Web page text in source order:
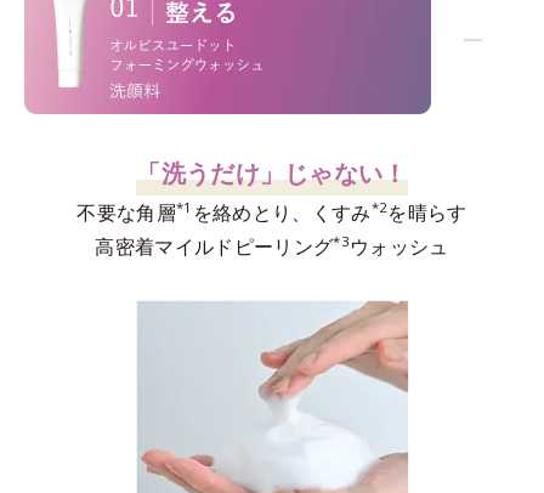
−
「洗うだけ」じゃない！
不要な角層*1 を絡めとり、くすみ*2 を晴らす
高密着マイルドピーリング*3 ウォッシュ